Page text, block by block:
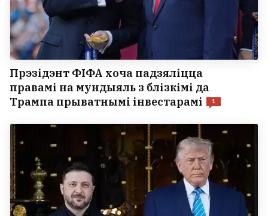
Прэзідэнт ФІФА хоча падзяліцца
правамі на мундыяль з блізкімі да
Трампа прыватнымі інвестарамі
1